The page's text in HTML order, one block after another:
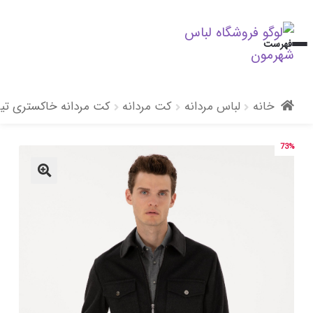
پرش
به
پرش
به
فهرست
خانه لباس مردانه کت مردانه کت مردانه خاکستری
73%